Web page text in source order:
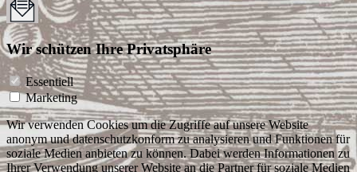
Wir schützen Ihre Privatsphäre
Essentiell
Marketing
Wir verwenden Cookies um die Zugriffe auf unsere Website
anonym und datenschutzkonform zu analysieren und Funktionen für
soziale Medien anbieten zu können. Dabei werden Informationen zu
Ihrer Verwendung unserer Website an die Partner für soziale Medien